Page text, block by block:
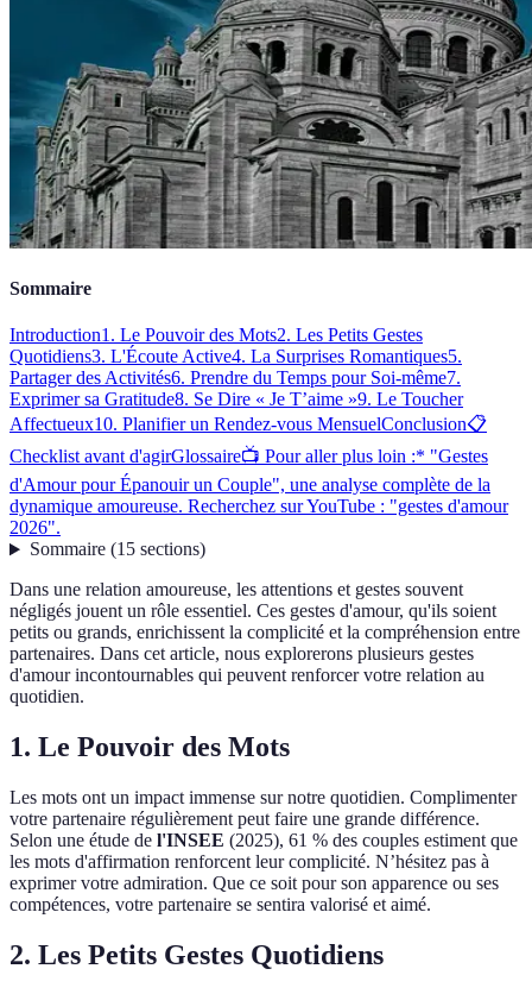
Sommaire
Introduction1. Le Pouvoir des Mots2. Les Petits Gestes
Quotidiens3. L'Écoute Active4. La Surprises Romantiques5.
Partager des Activités6. Prendre du Temps pour Soi-même7.
Exprimer sa Gratitude8. Se Dire « Je T’aime »9. Le Toucher
Affectueux10. Planifier un Rendez-vous MensuelConclusion📋
Checklist avant d'agirGlossaire📺 Pour aller plus loin :* "Gestes
d'Amour pour Épanouir un Couple", une analyse complète de la
dynamique amoureuse. Recherchez sur YouTube : "gestes d'amour
2026".
Sommaire(15 sections)
Dans une relation amoureuse, les attentions et gestes souvent
négligés jouent un rôle essentiel. Ces gestes d'amour, qu'ils soient
petits ou grands, enrichissent la complicité et la compréhension entre
partenaires. Dans cet article, nous explorerons plusieurs gestes
d'amour incontournables qui peuvent renforcer votre relation au
quotidien.
1. Le Pouvoir des Mots
Les mots ont un impact immense sur notre quotidien. Complimenter
votre partenaire régulièrement peut faire une grande différence.
Selon une étude de l'INSEE (2025), 61 % des couples estiment que
les mots d'affirmation renforcent leur complicité. N’hésitez pas à
exprimer votre admiration. Que ce soit pour son apparence ou ses
compétences, votre partenaire se sentira valorisé et aimé.
2. Les Petits Gestes Quotidiens